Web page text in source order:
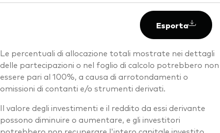
Esporta
Le percentuali di allocazione totali mostrate nei dettagli
delle partecipazioni o nel foglio di calcolo potrebbero non
essere pari al 100%, a causa di arrotondamenti o
omissioni di contanti e/o strumenti derivati.
Il valore degli investimenti e il reddito da essi derivante
possono diminuire o aumentare, e gli investitori